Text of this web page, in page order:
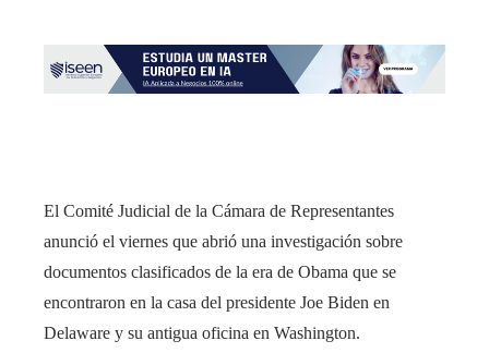
El Comité Judicial de la Cámara de Representantes
anunció el viernes que abrió una investigación sobre
documentos clasificados de la era de Obama que se
encontraron en la casa del presidente Joe Biden en
Delaware y su antigua oficina en Washington.